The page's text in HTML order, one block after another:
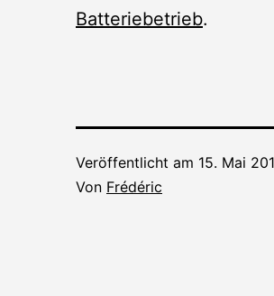
Batteriebetrieb.
Veröffentlicht am 15. Mai
Von Frédéric